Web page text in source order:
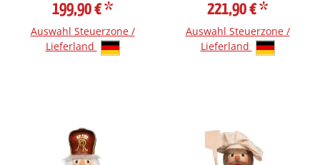
199,90 €*
Auswahl Steuerzone /
Lieferland
221,90 €*
Auswahl Steuerzone /
Lieferland